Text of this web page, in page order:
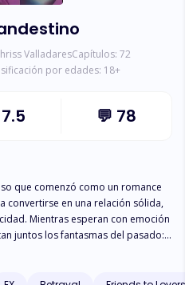
ValladaresCapítulos: 72
por edades: 18+
7.5 💬 78
que comenzó como un romance
convertirse en una relación sólida,
Mientras esperan con emoción
juntos los fantasmas del pasado:
viejas heridas que resurgen